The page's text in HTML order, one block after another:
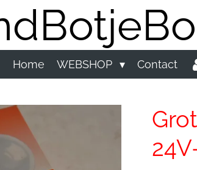
Home WEBSHOP Contact